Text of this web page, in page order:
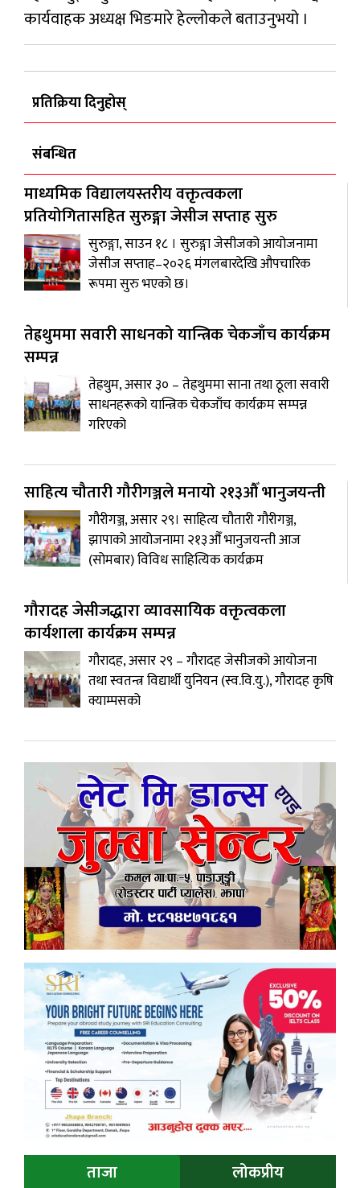
कार्यवाहक अध्यक्ष भिङमारे हेल्लोकले बताउनुभयो ।
प्रतिक्रिया दिनुहोस्
संबन्धित
माध्यमिक विद्यालयस्तरीय वक्तृत्वकला
प्रतियोगितासहित सुरुङ्गा जेसीज सप्ताह सुरु
सुरुङ्गा, साउन १८ । सुरुङ्गा जेसीजको आयोजनामा
जेसीज सप्ताह–२०२६ मंगलबारदेखि औपचारिक
रूपमा सुरु भएको छ।
तेह्रथुममा सवारी साधनको यान्त्रिक चेकजाँच कार्यक्रम
सम्पन्न
तेह्रथुम, असार ३० – तेह्रथुममा साना तथा ठूला सवारी
साधनहरूको यान्त्रिक चेकजाँच कार्यक्रम सम्पन्न
गरिएको
साहित्य चौतारी गौरीगञ्जले मनायो २१३औँ भानुजयन्ती
गौरीगञ्ज, असार २९। साहित्य चौतारी गौरीगञ्ज,
झापाको आयोजनामा २१३औँ भानुजयन्ती आज
(सोमबार) विविध साहित्यिक कार्यक्रम
गौरादह जेसीजद्धारा व्यावसायिक वक्तृत्वकला
कार्यशाला कार्यक्रम सम्पन्न
गौरादह, असार २९ – गौरादह जेसीजको आयोजना
तथा स्वतन्त्र विद्यार्थी युनियन (स्व.वि.यु.), गौरादह कृषि
क्याम्पसको
ताजा लोकप्रीय